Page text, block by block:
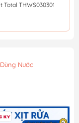
THWS030301
HHCS05122
Nước